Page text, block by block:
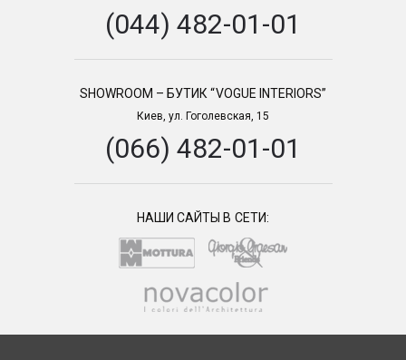
(044) 482-01-01
SHOWROOM – БУТИК “VOGUE INTERIORS”
Киев, ул. Гоголевская, 15
(066) 482-01-01
НАШИ САЙТЫ В СЕТИ: